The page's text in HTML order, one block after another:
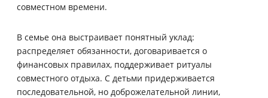
совместном времени.
В семье она выстраивает понятный уклад:
распределяет обязанности, договаривается о
финансовых правилах, поддерживает ритуалы
совместного отдыха. С детьми придерживается
последовательной, но доброжелательной линии,